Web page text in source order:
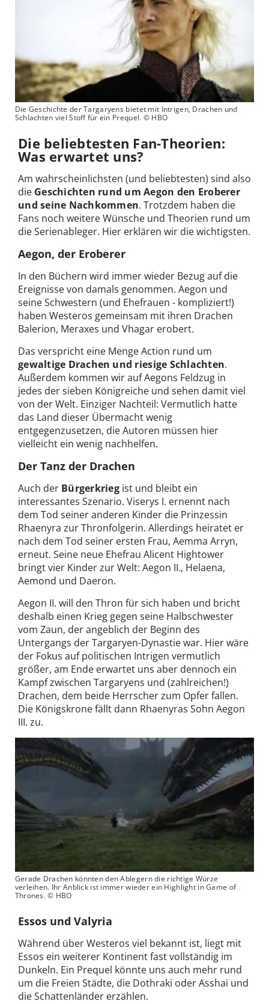
Die Geschichte der Targaryens bietet mit Intrigen, Drachen und
Schlachten viel Stoff für ein Prequel. © HBO
Die beliebtesten Fan-Theorien:
Was erwartet uns?
Am wahrscheinlichsten (und beliebtesten) sind also
die Geschichten rund um Aegon den Eroberer
und seine Nachkommen. Trotzdem haben die
Fans noch weitere Wünsche und Theorien rund um
die Serienableger. Hier erklären wir die wichtigsten.
Aegon, der Eroberer
In den Büchern wird immer wieder Bezug auf die
Ereignisse von damals genommen. Aegon und
seine Schwestern (und Ehefrauen - kompliziert!)
haben Westeros gemeinsam mit ihren Drachen
Balerion, Meraxes und Vhagar erobert.
Das verspricht eine Menge Action rund um
gewaltige Drachen und riesige Schlachten.
Außerdem kommen wir auf Aegons Feldzug in
jedes der sieben Königreiche und sehen damit viel
von der Welt. Einziger Nachteil: Vermutlich hatte
das Land dieser Übermacht wenig
entgegenzusetzen, die Autoren müssen hier
vielleicht ein wenig nachhelfen.
Der Tanz der Drachen
Auch der Bürgerkriegist und bleibt ein
interessantes Szenario. Viserys I. ernennt nach
dem Tod seiner anderen Kinder die Prinzessin
Rhaenyra zur Thronfolgerin. Allerdings heiratet er
nach dem Tod seiner ersten Frau, Aemma Arryn,
erneut. Seine neue Ehefrau Alicent Hightower
bringt vier Kinder zur Welt: Aegon II., Helaena,
Aemond und Daeron.
Aegon II. will den Thron für sich haben und bricht
deshalb einen Krieg gegen seine Halbschwester
vom Zaun, der angeblich der Beginn des
Untergangs der Targaryen-Dynastie war. Hier wäre
der Fokus auf politischen Intrigen vermutlich
größer, am Ende erwartet uns aber dennoch ein
Kampf zwischen Targaryens und (zahlreichen!)
Drachen, dem beide Herrscher zum Opfer fallen.
Die Königskrone fällt dann Rhaenyras Sohn Aegon
III. zu.
Gerade Drachen könnten den Ablegern die richtige Würze
verleihen. Ihr Anblick ist immer wieder ein Highlight in Game of
Thrones. © HBO
Essos und Valyria
Während über Westeros viel bekannt ist, liegt mit
Essos ein weiterer Kontinent fast vollständig im
Dunkeln. Ein Prequel könnte uns auch mehr rund
um die Freien Städte, die Dothraki oder Asshai und
die Schattenländer erzählen.